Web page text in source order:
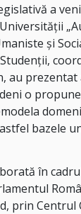
a
și
au
o
bazele
în
prin Centrul